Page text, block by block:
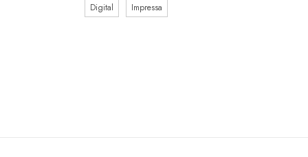
Digital Impressa